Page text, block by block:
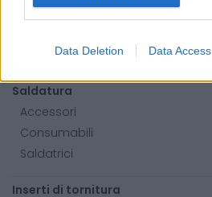
Data Deletion Data Access
Viteria e bulloneria
Saldatura
Accessori
Consumabili
Saldatrici
Inserti di tornitura